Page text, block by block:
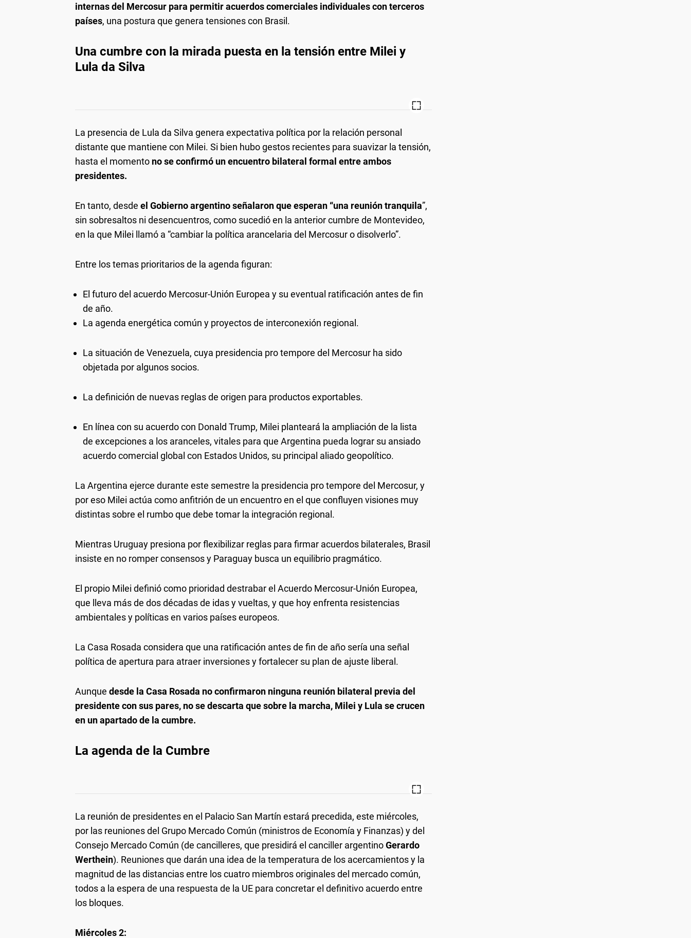
internas del Mercosur para permitir acuerdos comerciales individuales con terceros
países, una postura que genera tensiones con Brasil.
Una cumbre con la mirada puesta en la tensión entre Milei y
Lula da Silva
La presencia de Lula da Silva genera expectativa política por la relación personal
distante que mantiene con Milei. Si bien hubo gestos recientes para suavizar la tensión,
hasta el momento no se confirmó un encuentro bilateral formal entre ambos
presidentes.
En tanto, desde el Gobierno argentino señalaron que esperan “una reunión tranquila”,
sin sobresaltos ni desencuentros, como sucedió en la anterior cumbre de Montevideo,
en la que Milei llamó a “cambiar la política arancelaria del Mercosur o disolverlo”.
Entre los temas prioritarios de la agenda figuran:
El futuro del acuerdo Mercosur-Unión Europea y su eventual ratificación antes de fin
de año.
La agenda energética común y proyectos de interconexión regional.
La situación de Venezuela, cuya presidencia pro tempore del Mercosur ha sido
objetada por algunos socios.
La definición de nuevas reglas de origen para productos exportables.
En línea con su acuerdo con Donald Trump, Milei planteará la ampliación de la lista
de excepciones a los aranceles, vitales para que Argentina pueda lograr su ansiado
acuerdo comercial global con Estados Unidos, su principal aliado geopolítico.
La Argentina ejerce durante este semestre la presidencia pro tempore del Mercosur, y
por eso Milei actúa como anfitrión de un encuentro en el que confluyen visiones muy
distintas sobre el rumbo que debe tomar la integración regional.
Mientras Uruguay presiona por flexibilizar reglas para firmar acuerdos bilaterales, Brasil
insiste en no romper consensos y Paraguay busca un equilibrio pragmático.
El propio Milei definió como prioridad destrabar el Acuerdo Mercosur-Unión Europea,
que lleva más de dos décadas de idas y vueltas, y que hoy enfrenta resistencias
ambientales y políticas en varios países europeos.
La Casa Rosada considera que una ratificación antes de fin de año sería una señal
política de apertura para atraer inversiones y fortalecer su plan de ajuste liberal.
Aunque desde la Casa Rosada no confirmaron ninguna reunión bilateral previa del
presidente con sus pares, no se descarta que sobre la marcha, Milei y Lula se crucen
en un apartado de la cumbre.
La agenda de la Cumbre
La reunión de presidentes en el Palacio San Martín estará precedida, este miércoles,
por las reuniones del Grupo Mercado Común (ministros de Economía y Finanzas) y del
Consejo Mercado Común (de cancilleres, que presidirá el canciller argentinoGerardo
Werthein). Reuniones que darán una idea de la temperatura de los acercamientos y la
magnitud de las distancias entre los cuatro miembros originales del mercado común,
todos a la espera de una respuesta de la UE para concretar el definitivo acuerdo entre
los bloques.
Miércoles 2: